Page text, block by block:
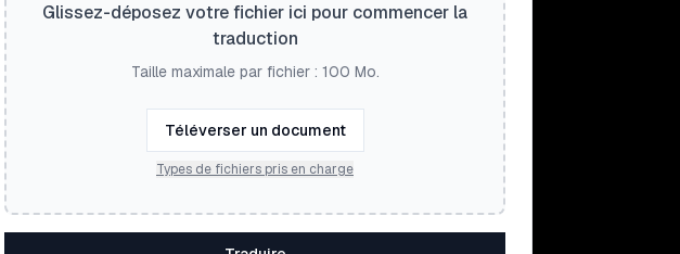
Glissez-déposez votre fichier ici pour commencer la
traduction
Taille maximale par fichier : 100 Mo.
Téléverser un document
Types de fichiers pris en charge